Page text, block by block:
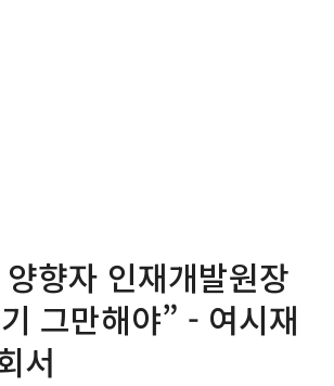
향자 인재개발원장
그만해야” - 여시재
서